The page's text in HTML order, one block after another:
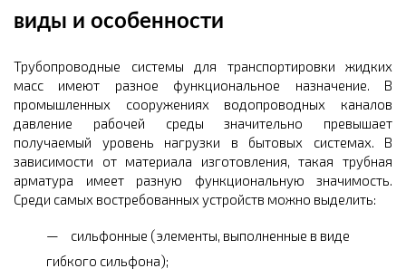
виды и особенности
Трубопроводные системы для транспортировки жидких
масс имеют разное функциональное назначение. В
промышленных сооружениях водопроводных каналов
давление рабочей среды значительно превышает
получаемый уровень нагрузки в бытовых системах. В
зависимости от материала изготовления, такая трубная
арматура имеет разную функциональную значимость.
Среди самых востребованных устройств можно выделить:
сильфонные (элементы, выполненные в виде
гибкого сильфона);